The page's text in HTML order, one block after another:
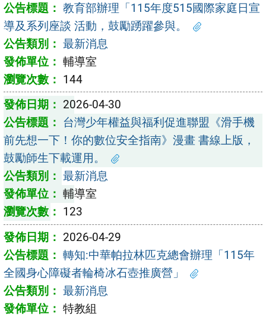
教育部辦理「115年度515國際家庭日宣
導及系列座談 活動，鼓勵踴躍參與。
最新消息
輔導室
144
2026-04-30
台灣少年權益與福利促進聯盟《滑手機
前先想一下！你的數位安全指南》漫畫 書線上版，
鼓勵師生下載運用。
最新消息
輔導室
123
2026-04-29
轉知:中華帕拉林匹克總會辦理「115年
全國身心障礙者輪椅冰石壺推廣營」
最新消息
特教組